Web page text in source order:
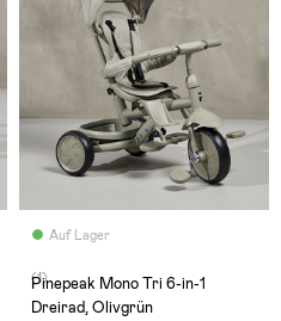
Auf Lager
(1)
Pinepeak Mono Tri 6-in-1
Dreirad, Olivgrün